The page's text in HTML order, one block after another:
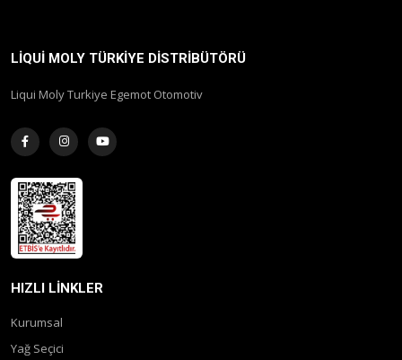
LIQUI MOLY TÜRKIYE DISTRIBÜTÖRÜ
Liqui Moly Turkiye Egemot Otomotiv
HIZLI LINKLER
Kurumsal
Yağ Seçici